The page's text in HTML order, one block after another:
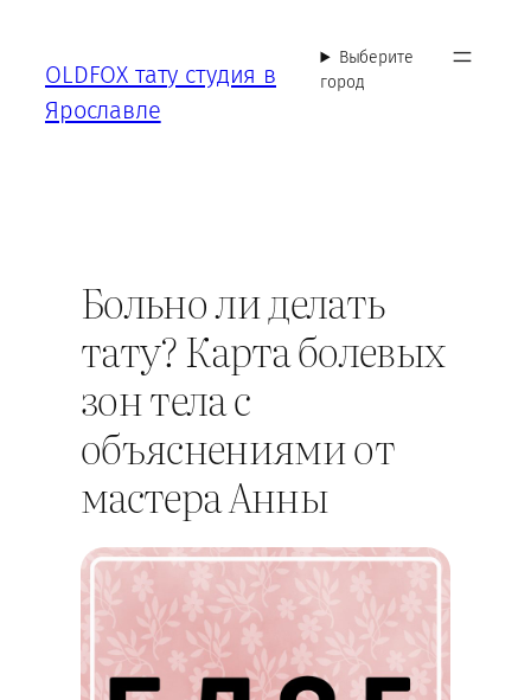
содержимому
OLDFOX тату студия в
Ярославле
Выберите
город
Больно ли делать
тату? Карта болевых
зон тела с
объяснениями от
мастера Анны